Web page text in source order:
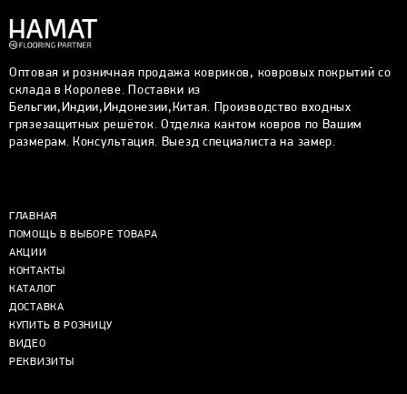
Оптовая и розничная продажа ковриков, ковровых покрытий со
склада в Королеве. Поставки из
Бельгии,Индии,Индонезии,Китая. Производство входных
грязезащитных решёток. Отделка кантом ковров по Вашим
размерам. Консультация. Выезд специалиста на замер.
ГЛАВНАЯ
ПОМОЩЬ В ВЫБОРЕ ТОВАРА
АКЦИИ
КОНТАКТЫ
КАТАЛОГ
ДОСТАВКА
КУПИТЬ В РОЗНИЦУ
ВИДЕО
РЕКВИЗИТЫ